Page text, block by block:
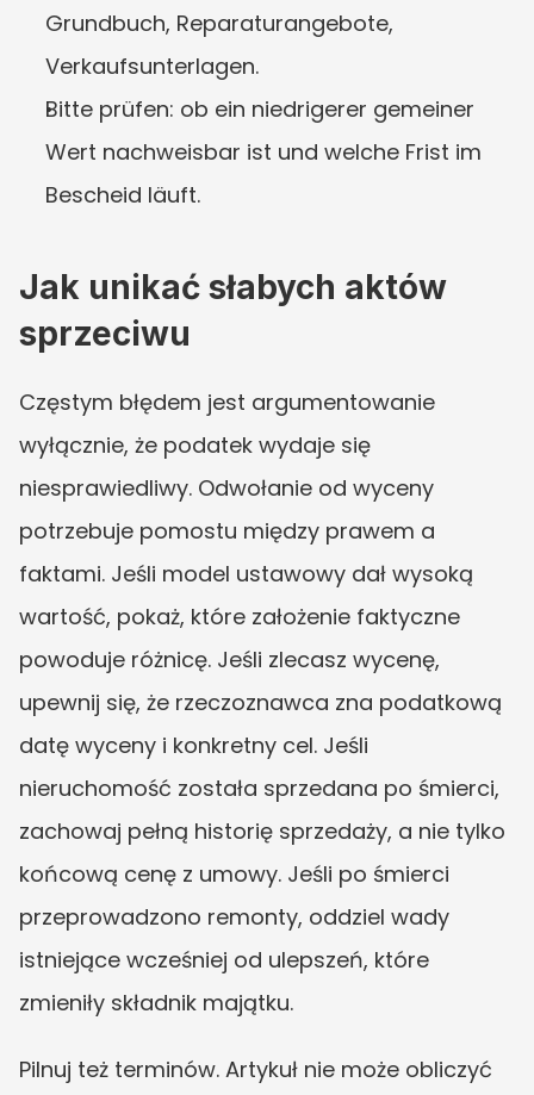
Grundbuch, Reparaturangebote,
Verkaufsunterlagen.
Bitte prüfen: ob ein niedrigerer gemeiner
Wert nachweisbar ist und welche Frist im
Bescheid läuft.
Jak unikać słabych aktów
sprzeciwu
Częstym błędem jest argumentowanie
wyłącznie, że podatek wydaje się
niesprawiedliwy. Odwołanie od wyceny
potrzebuje pomostu między prawem a
faktami. Jeśli model ustawowy dał wysoką
wartość, pokaż, które założenie faktyczne
powoduje różnicę. Jeśli zlecasz wycenę,
upewnij się, że rzeczoznawca zna podatkową
datę wyceny i konkretny cel. Jeśli
nieruchomość została sprzedana po śmierci,
zachowaj pełną historię sprzedaży, a nie tylko
końcową cenę z umowy. Jeśli po śmierci
przeprowadzono remonty, oddziel wady
istniejące wcześniej od ulepszeń, które
zmieniły składnik majątku.
Pilnuj też terminów. Artykuł nie może obliczyć